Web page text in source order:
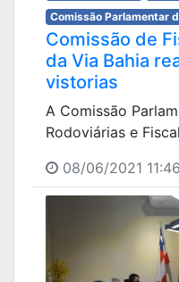
Comissão Parlamentar
Comissão de
da Via Bahia
vistorias
A Comissão
Rodoviárias e
08/06/2021